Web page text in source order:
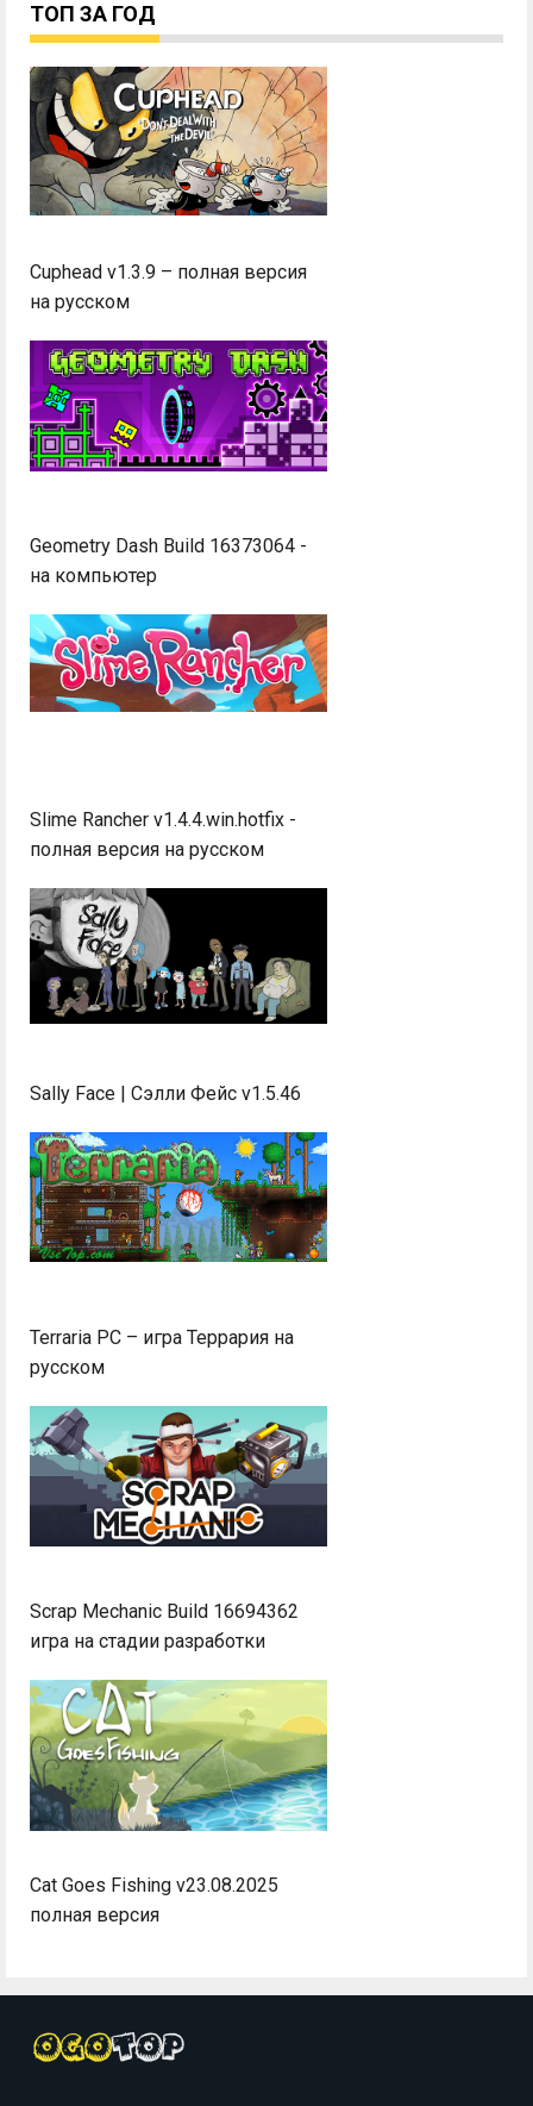
ТОП ЗА ГОД
Cuphead v1.3.9 – полная версия
на русском
Geometry Dash Build 16373064 -
на компьютер
Slime Rancher v1.4.4.win.hotfix -
полная версия на русском
Sally Face | Сэлли Фейс v1.5.46
Terraria PC – игра Террария на
русском
Scrap Mechanic Build 16694362
игра на стадии разработки
Cat Goes Fishing v23.08.2025
полная версия